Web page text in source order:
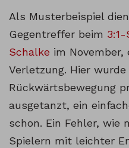
Als Musterbeispiel
Gegentreffer beim
Schalke im
Verletzung. Hier
Rückwärtsbewegung
ausgetanzt, ein
schon. Ein Fehler, wie
Spielern mit leichter